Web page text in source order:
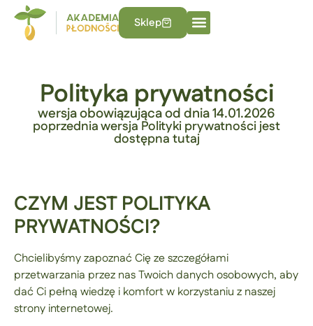
Sklep
Polityka prywatności
wersja obowiązująca od dnia 14.01.2026
poprzednia wersja Polityki prywatności jest
dostępna tutaj
CZYM JEST POLITYKA
PRYWATNOŚCI?
Chcielibyśmy zapoznać Cię ze szczegółami
przetwarzania przez nas Twoich danych osobowych, aby
dać Ci pełną wiedzę i komfort w korzystaniu z naszej
strony internetowej.